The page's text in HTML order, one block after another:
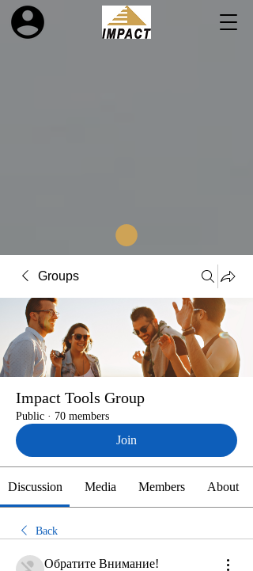
Groups
Impact Tools Group
Public · 70 members
Join
Discussion Media Members About
Back
Обратите Внимание!